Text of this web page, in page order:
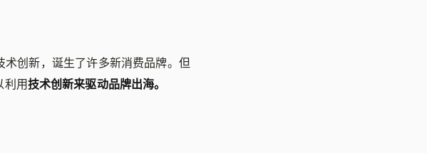
创新，诞生了许多新消费品牌。但
利用技术创新来驱动品牌出海。